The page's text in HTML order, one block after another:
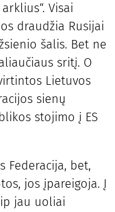
Visai
draudžia Rusijai
šalis. Bet ne
sritį. O
Lietuvos
sienų
stojimo į ES
Federacija, bet,
jos įpareigoja. Į
jau uoliai